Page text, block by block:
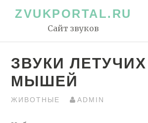
ZVUKPORTAL.RU
Сайт звуков
ЗВУКИ ЛЕТУЧИХ
МЫШЕЙ
ЖИВОТНЫЕ ADMIN